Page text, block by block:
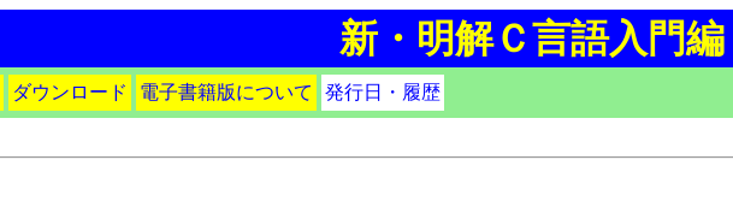
新・明解Ｃ言語入門編
ダウンロード 電子書籍版について 発行日・履歴